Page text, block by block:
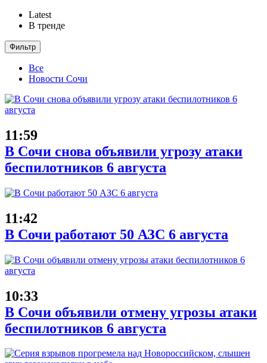
Latest
В тренде
Фильтр
Все
Новости Сочи
11:59
В Сочи снова объявили угрозу атаки
беспилотников 6 августа
11:42
В Сочи работают 50 АЗС 6 августа
10:33
В Сочи объявили отмену угрозы атаки
беспилотников 6 августа